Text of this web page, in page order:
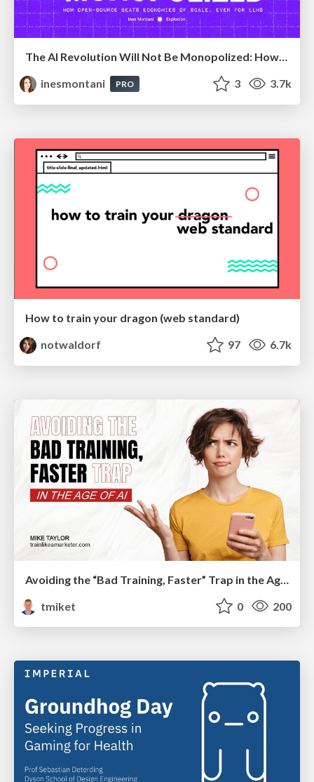
inesmontani
PRO 3 3.7k
How to train your dragon (web standard)
notwaldorf
97 6.7k
tmiket
0 200